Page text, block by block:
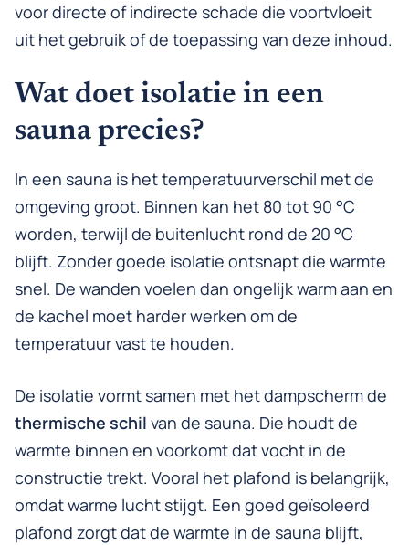
voor directe of indirecte schade die voortvloeit
uit het gebruik of de toepassing van deze inhoud.
Wat doet isolatie in een
sauna precies?
In een sauna is het temperatuurverschil met de
omgeving groot. Binnen kan het 80 tot 90 °C
worden, terwijl de buitenlucht rond de 20 °C
blijft. Zonder goede isolatie ontsnapt die warmte
snel. De wanden voelen dan ongelijk warm aan en
de kachel moet harder werken om de
temperatuur vast te houden.
De isolatie vormt samen met het dampscherm de
thermische schil van de sauna. Die houdt de
warmte binnen en voorkomt dat vocht in de
constructie trekt. Vooral het plafond is belangrijk,
omdat warme lucht stijgt. Een goed geïsoleerd
plafond zorgt dat de warmte in de sauna blijft,